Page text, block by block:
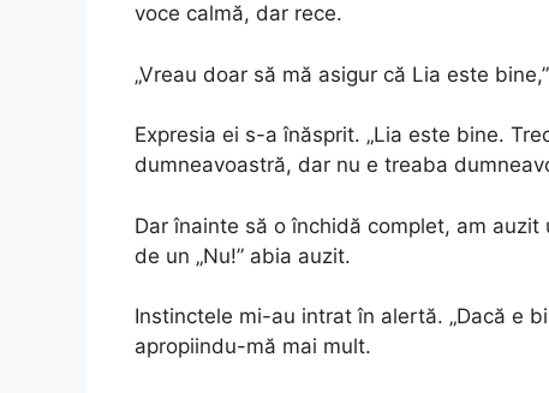
voce calmă, dar rece.
„Vreau doar să mă asigur că Lia este
Expresia ei s-a înăsprit. „Lia este bine.
dumneavoastră, dar nu e treaba
Dar înainte să o închidă complet, am
de un „Nu!” abia auzit.
Instinctele mi-au intrat în alertă. „Dacă e
apropiindu-mă mai mult.